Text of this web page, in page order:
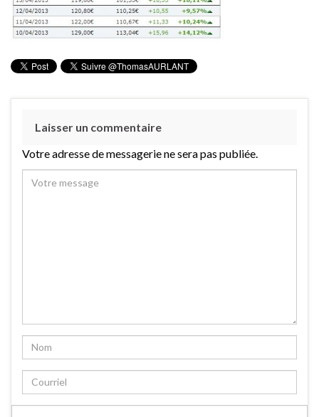
Laisser un commentaire
Votre adresse de messagerie ne sera pas publiée.